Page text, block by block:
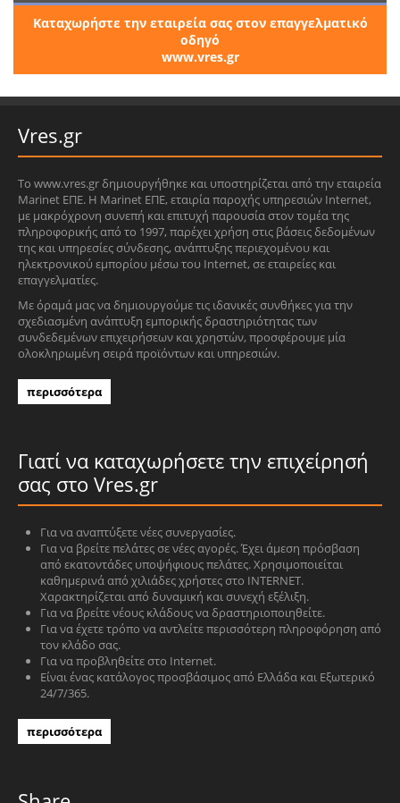
Καταχωρήστε την εταιρεία σας στον επαγγελματικό
οδηγό
www.vres.gr
Vres.gr
Το www.vres.gr δημιουργήθηκε και υποστηρίζεται από την εταιρεία
Marinet ΕΠΕ. Η Marinet ΕΠΕ, εταιρία παροχής υπηρεσιών Internet,
με μακρόχρονη συνεπή και επιτυχή παρουσία στον τομέα της
πληροφορικής από το 1997, παρέχει χρήση στις βάσεις δεδομένων
της και υπηρεσίες σύνδεσης, ανάπτυξης περιεχομένου και
ηλεκτρονικού εμπορίου μέσω του Internet, σε εταιρείες και
επαγγελματίες.
Με όραμά μας να δημιουργούμε τις ιδανικές συνθήκες για την
σχεδιασμένη ανάπτυξη εμπορικής δραστηριότητας των
συνδεδεμένων επιχειρήσεων και χρηστών, προσφέρουμε μία
ολοκληρωμένη σειρά προϊόντων και υπηρεσιών.
περισσότερα
Γιατί να καταχωρήσετε την επιχείρησή
σας στο Vres.gr
Για να αναπτύξετε νέες συνεργασίες.
Για να βρείτε πελάτες σε νέες αγορές. Έχει άμεση πρόσβαση
από εκατοντάδες υποψήφιους πελάτες. Χρησιμοποιείται
καθημερινά από χιλιάδες χρήστες στο INTERNET.
Χαρακτηρίζεται από δυναμική και συνεχή εξέλιξη.
Για να βρείτε νέους κλάδους να δραστηριοποιηθείτε.
Για να έχετε τρόπο να αντλείτε περισσότερη πληροφόρηση από
τον κλάδο σας.
Για να προβληθείτε στο Internet.
Είναι ένας κατάλογος προσβάσιμος από Ελλάδα και Εξωτερικό
24/7/365.
περισσότερα